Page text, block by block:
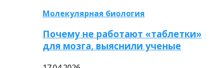
Молекулярная биология
Почему не работают «таблетки»
для мозга, выяснили ученые